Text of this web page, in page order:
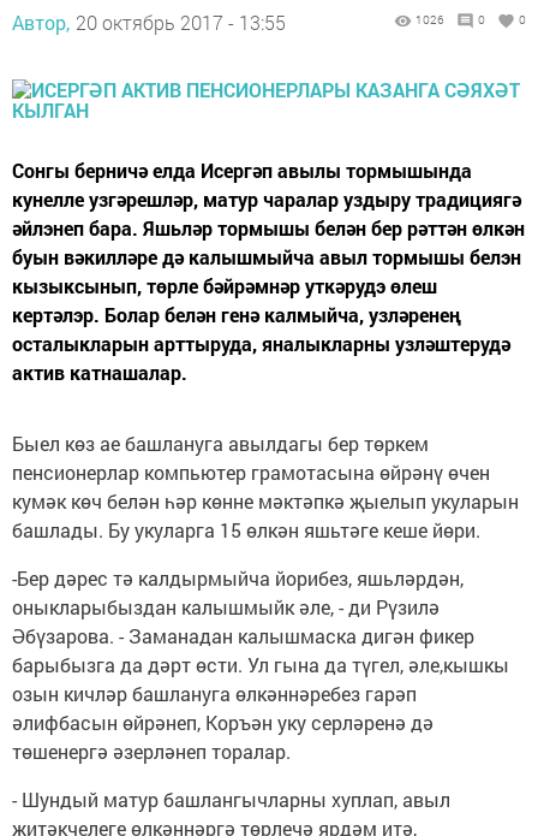
Автор, 20 октябрь 2017 - 13:55 1026 0 0
Сонгы берничә елда Исергәп авылы тормышында
кунелле узгәрешләр, матур чаралар уздыру традициягә
әйлэнеп бара. Яшьләр тормышы белән бер рәттән өлкән
буын вәкилләре дә калышмыйча авыл тормышы белэн
кызыксынып, төрле бәйрәмнәр уткәрудэ өлеш
кертәлэр. Болар белән генә калмыйча, узләренең
осталыкларын арттыруда, яналыкларны узләштерудә
актив катнашалар.
Быел көз ае башлануга авылдагы бер төркем
пенсионерлар компьютер грамотасына өйрәнү өчен
кумәк көч белән һәр көнне мәктәпкә җыелып укуларын
башлады. Бу укуларга 15 өлкән яшьтәге кеше йөри.
-Бер дәрес тә калдырмыйча йорибез, яшьләрдән,
оныкларыбыздан калышмыйк әле, - ди Рүзилә
Әбүзарова. - Заманадан калышмаска дигән фикер
барыбызга да дәрт өсти. Ул гына да түгел, әле,кышкы
озын кичләр башлануга өлкәннәребез гарәп
әлифбасын өйрәнеп, Коръән уку серләренә дә
төшенергә әзерләнеп торалар.
- Шундый матур башлангычларны хуплап, авыл
житәкчелеге өлкәннәргә төрлечә ярдәм итә,